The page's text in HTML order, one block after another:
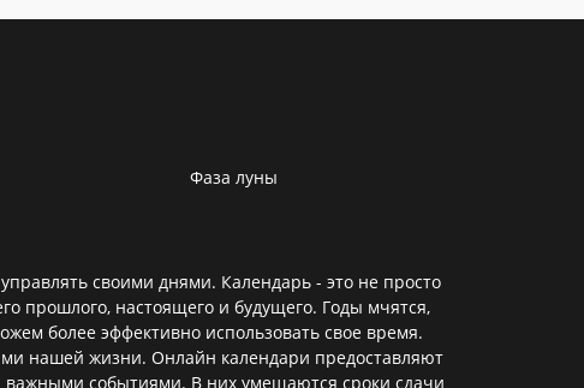
Фаза луны
своими днями. Календарь - это не просто
прошлого, настоящего и будущего. Годы мчятся,
более эффективно использовать свое время.
нашей жизни. Онлайн календари предоставляют
важными событиями. В них умещаются сроки сдачи